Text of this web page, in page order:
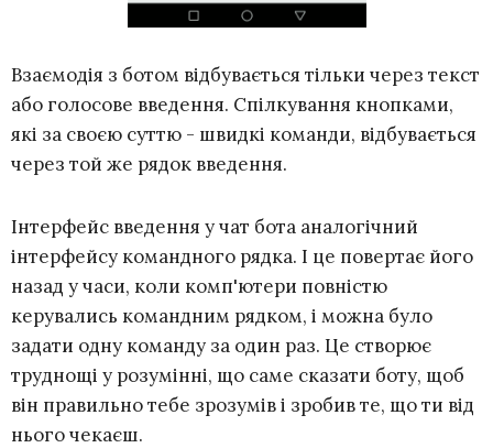
Взаємодія з ботом відбувається тільки через текст
або голосове введення. Спілкування кнопками,
які за своєю суттю - швидкі команди, відбувається
через той же рядок введення.
Інтерфейс введення у чат бота аналогічний
інтерфейсу командного рядка. І це повертає його
назад у часи, коли комп'ютери повністю
керувались командним рядком, і можна було
задати одну команду за один раз. Це створює
труднощі у розумінні, що саме сказати боту, щоб
він правильно тебе зрозумів і зробив те, що ти від
нього чекаєш.